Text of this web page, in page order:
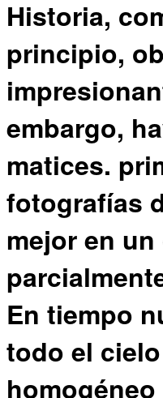
Historia,
principio,
embargo,
matices.
fotografías
mejor en
En tiempo
todo el